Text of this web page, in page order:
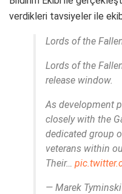
verdikleri tavsiyeler ile
Lords of the
Lords of the
release window.
As development
closely with the
dedicated group
veterans within
Their…
— Marek